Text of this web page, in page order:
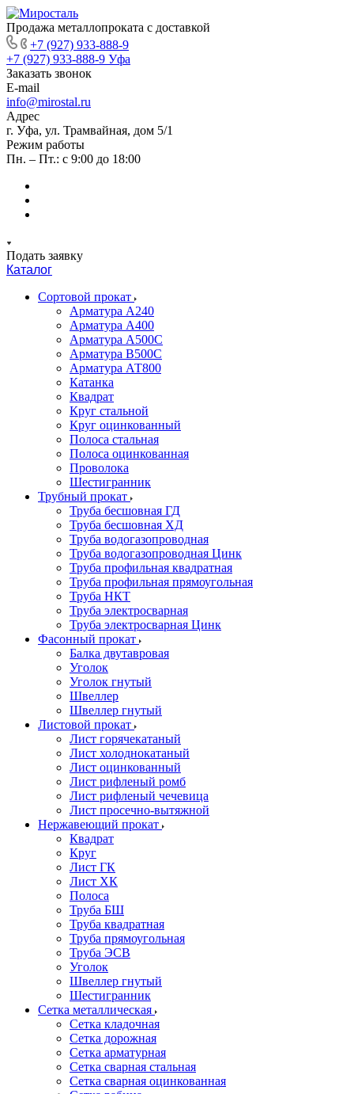
Продажа металлопроката с доставкой
+7 (927) 933-888-9
+7 (927) 933-888-9 Уфа
Заказать звонок
E-mail
info@mirostal.ru
Адрес
г. Уфа, ул. Трамвайная, дом 5/1
Режим работы
Пн. – Пт.: с 9:00 до 18:00
Подать заявку
Каталог
Сортовой прокат
Арматура А240
Арматура А400
Арматура А500C
Арматура В500С
Арматура АТ800
Катанка
Квадрат
Круг стальной
Круг оцинкованный
Полоса стальная
Полоса оцинкованная
Проволока
Шестигранник
Трубный прокат
Труба бесшовная ГД
Труба бесшовная ХД
Труба водогазопроводная
Труба водогазопроводная Цинк
Труба профильная квадратная
Труба профильная прямоугольная
Труба НКТ
Труба электросварная
Труба электросварная Цинк
Фасонный прокат
Балка двутавровая
Уголок
Уголок гнутый
Швеллер
Швеллер гнутый
Листовой прокат
Лист горячекатаный
Лист холоднокатаный
Лист оцинкованный
Лист рифленый ромб
Лист рифленый чечевица
Лист просечно-вытяжной
Нержавеющий прокат
Квадрат
Круг
Лист ГК
Лист ХК
Полоса
Труба БШ
Труба квадратная
Труба прямоугольная
Труба ЭСВ
Уголок
Швеллер гнутый
Шестигранник
Сетка металлическая
Сетка кладочная
Сетка дорожная
Сетка арматурная
Сетка сварная стальная
Сетка сварная оцинкованная